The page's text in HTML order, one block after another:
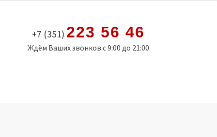
+7 (351) 223 56 46
Ждём Ваших звонков с 9:00 до 21:00